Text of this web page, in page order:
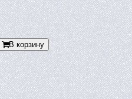
В корзину